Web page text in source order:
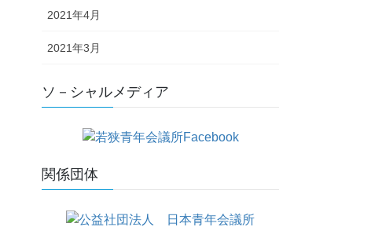
2021年4月
2021年3月
ソ－シャルメディア
関係団体